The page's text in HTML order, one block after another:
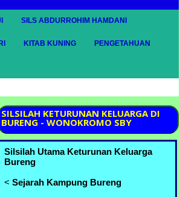
SILS ABDURROHIM HAMDANI
KITAB KUNING PENGETAHUAN
SILSILAH KETURUNAN KELUARGA DI
BURENG - WONOKROMO SBY
Silsilah Utama Keturunan Keluarga
Bureng
< Sejarah Kampung Bureng